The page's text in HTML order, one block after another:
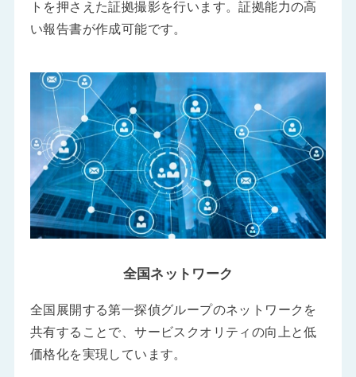
トを押さえた証拠撮影を行います。証拠能力の高
い報告書が作成可能です。
全国ネットワーク
全国展開する第一探偵グループのネットワークを
共有することで、サービスクオリティの向上と低
価格化を実現しています。